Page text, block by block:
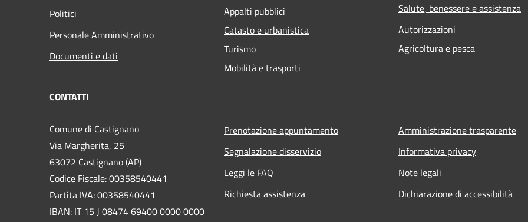
Politici
Personale Amministrativo
Documenti e dati
Appalti pubblici
Catasto e urbanistica
Turismo
Mobilità e trasporti
Salute, benessere e assistenza
Autorizzazioni
Agricoltura e pesca
CONTATTI
Comune di Castignano
Via Margherita, 25
63072 Castignano (AP)
Codice Fiscale: 00358540441
Partita IVA: 00358540441
IBAN: IT 15 J 08474 69400 0000 0000
Prenotazione appuntamento
Segnalazione disservizio
Leggi le FAQ
Richiesta assistenza
Amministrazione trasparente
Informativa privacy
Note legali
Dichiarazione di accessibilità